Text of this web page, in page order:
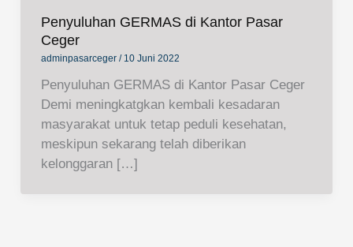
Penyuluhan GERMAS di Kantor Pasar
Ceger
adminpasarceger / 10 Juni 2022
Penyuluhan GERMAS di Kantor Pasar Ceger
Demi meningkatgkan kembali kesadaran
masyarakat untuk tetap peduli kesehatan,
meskipun sekarang telah diberikan
kelonggaran […]